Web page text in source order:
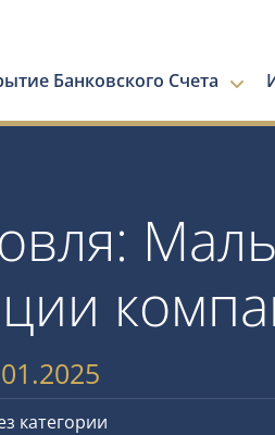
Банковского Счета
категории